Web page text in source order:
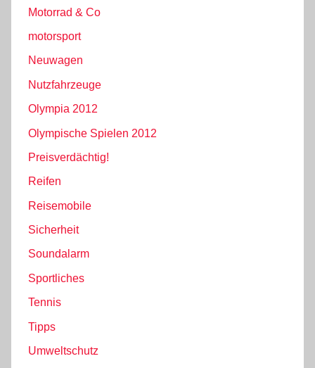
Motorrad & Co
motorsport
Neuwagen
Nutzfahrzeuge
Olympia 2012
Olympische Spielen 2012
Preisverdächtig!
Reifen
Reisemobile
Sicherheit
Soundalarm
Sportliches
Tennis
Tipps
Umweltschutz